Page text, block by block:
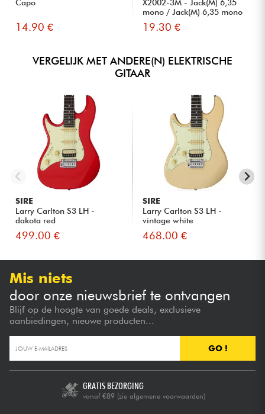
Capo
14.90 €
X2002-3M - Jack(M) 6,35
mono / Jack(M) 6,35 mono
S...
19.30 €
VERGELIJK MET ANDERE(N) ELEKTRISCHE
GITAAR
SIRE
Larry Carlton S3 LH -
dakota red
499.00 €
SIRE
Larry Carlton S3 LH -
vintage white
468.00 €
Mis niets
door onze nieuwsbrief te ontvangen
Blijf op de hoogte van goede deals, exclusieve
aanbiedingen, nieuwe producten...
GO !
GRATIS BEZORGING
vanaf €89 (zie algemene voorwaarden)